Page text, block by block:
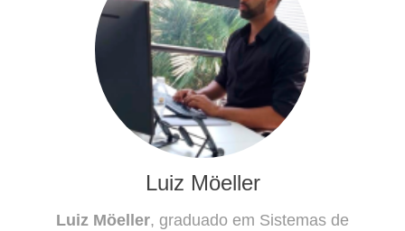
Luiz Möeller
Luiz Möeller, graduado em Sistemas de